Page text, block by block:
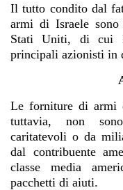
Il tutto condito dal
armi di Israele
Stati Uniti, di cui
principali azionisti in
Le forniture di armi
tuttavia, non
caritatevoli o da
dal contribuente
classe media
pacchetti di aiuti.